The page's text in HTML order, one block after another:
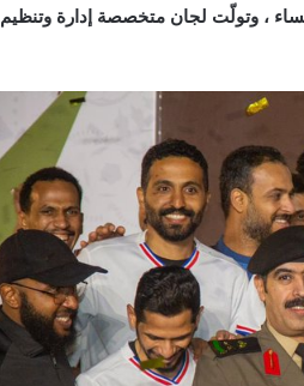
، وتولّت لجان متخصصة إدارة وتنظيم